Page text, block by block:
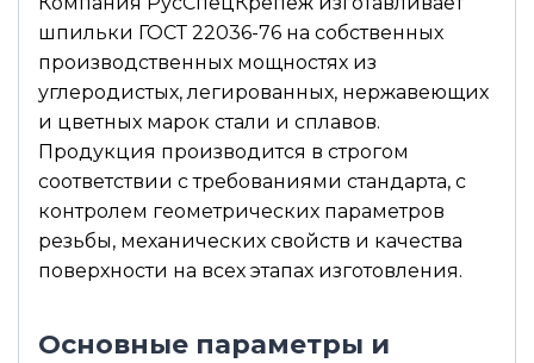
шпильки ГОСТ 22036-76 на собственных
производственных мощностях из
углеродистых, легированных, нержавеющих
и цветных марок стали и сплавов.
Продукция производится в строгом
соответствии с требованиями стандарта, с
контролем геометрических параметров
резьбы, механических свойств и качества
поверхности на всех этапах изготовления.
Основные параметры и